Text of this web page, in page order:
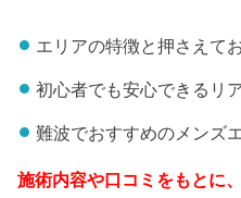
エリアの特徴と押さえて
初心者でも安心できるリ
難波でおすすめのメンズ
施術内容や口コミをもとに